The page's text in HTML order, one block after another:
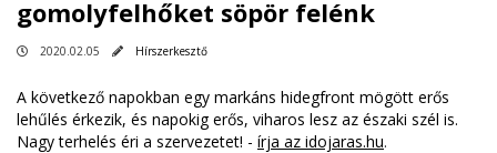
gomolyfelhőket söpör felénk
2020.02.05 Hírszerkesztő
A következő napokban egy markáns hidegfront mögött erős
lehűlés érkezik, és napokig erős, viharos lesz az északi szél is.
Nagy terhelés éri a szervezetet! - írja az idojaras.hu.